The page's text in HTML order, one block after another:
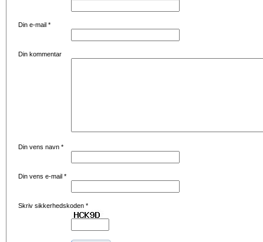
Din e-mail *
Din kommentar
Din vens navn *
Din vens e-mail *
Skriv sikkerhedskoden *